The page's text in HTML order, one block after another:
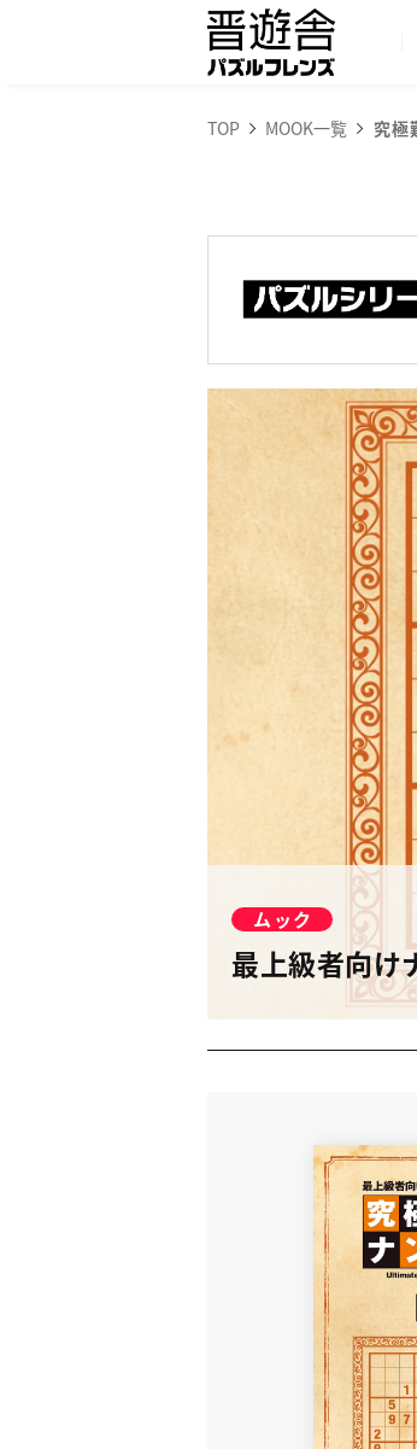
TOP MOOK一覧 究極
ムック
最上級者向け